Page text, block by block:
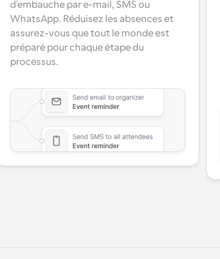
d'embauche par e-mail, SMS ou
WhatsApp. Réduisez les absences et
assurez-vous que tout le monde est
préparé pour chaque étape du
processus.